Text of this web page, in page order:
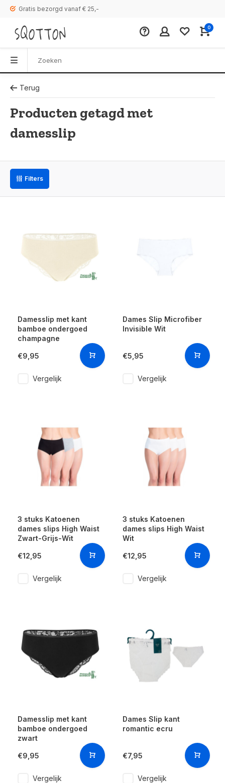
Gratis bezorgd vanaf € 25,-
0
Terug
Producten getagd met
damesslip
Filters
Damesslip met kant
bamboe ondergoed
champagne
€9,95
Vergelijk
Dames Slip Microfiber
Invisible Wit
€5,95
Vergelijk
3 stuks Katoenen
dames slips High Waist
Zwart-Grijs-Wit
€12,95
Vergelijk
3 stuks Katoenen
dames slips High Waist
Wit
€12,95
Vergelijk
Damesslip met kant
bamboe ondergoed
zwart
€9,95
Vergelijk
Dames Slip kant
romantic ecru
€7,95
Vergelijk